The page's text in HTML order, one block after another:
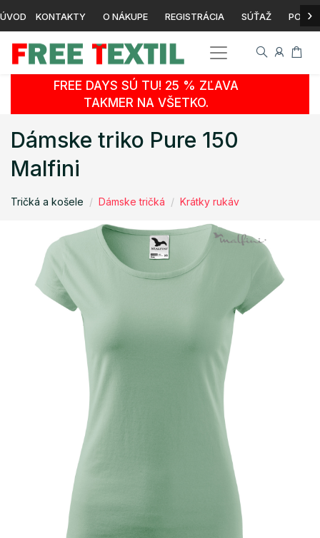
ÚVOD KONTAKTY O NÁKUPE REGISTRÁCIA SÚŤAŽ ›
FREE DAYS SÚ TU! 25 % ZĽAVA
TAKMER NA VŠETKO.
Dámske triko Pure 150
Malfini
Tričká a košele Dámske tričká Krátky rukáv